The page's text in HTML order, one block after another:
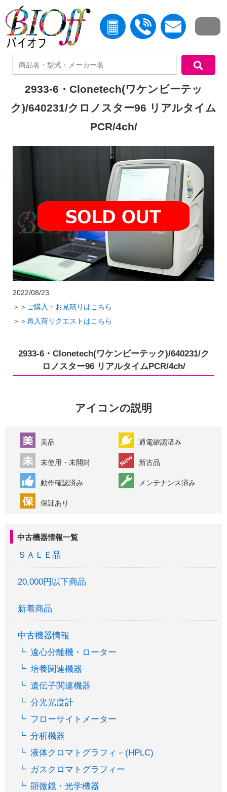
中古機器情報一覧
ＳＡＬＥ品
20,000円以下商品
新着商品
中古機器情報
遠心分離機・ローター
培養関連機器
遺伝子関連機器
分光光度計
フローサイトメーター
分析機器
液体クロマトグラフィ－(HPLC)
ガスクロマトグラフィー
顕微鏡・光学機器
中古機器検索
2933-6・Clonetech(ワケンビーテッ
ク)/640231/クロノスター96 リアルタイム
PCR/4ch/
2022/08/23
＞＞ ご購入・お見積りはこちら
＞＞再入荷リクエストはこちら
2933-6・Clonetech(ワケンビーテック)/640231/ク
ロノスター96 リアルタイムPCR/4ch/
アイコンの説明
美品 通電確認済み
未使用・未開封 新古品
動作確認済み メンテナンス済み
保証あり